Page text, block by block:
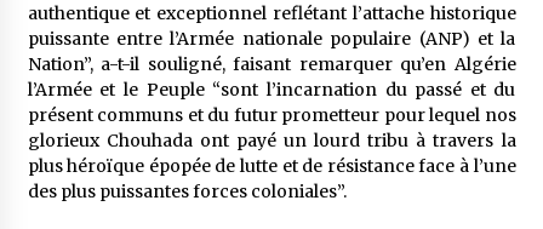
authentique et exceptionnel reflétant l’attache historique
puissante entre l’Armée nationale populaire (ANP) et la
Nation”, a-t-il souligné, faisant remarquer qu’en Algérie
l’Armée et le Peuple “sont l’incarnation du passé et du
présent communs et du futur prometteur pour lequel nos
glorieux Chouhada ont payé un lourd tribu à travers la
plus héroïque épopée de lutte et de résistance face à l’une
des plus puissantes forces coloniales”.